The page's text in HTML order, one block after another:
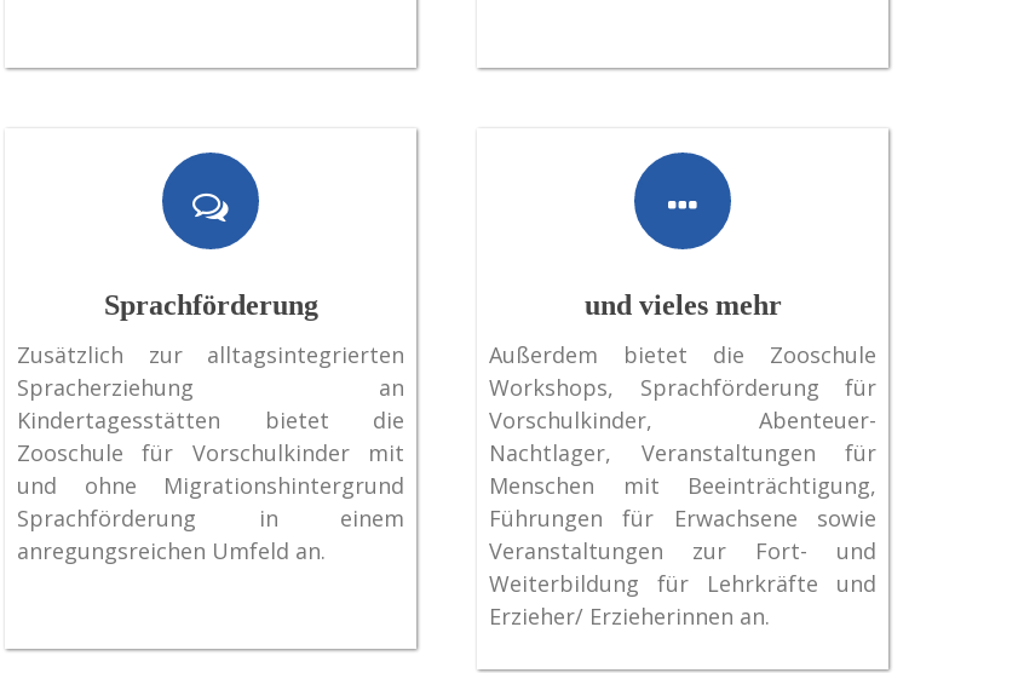
Sprachförderung
Zusätzlich zur alltagsintegrierten
Spracherziehung an
Kindertagesstätten bietet die
Zooschule für Vorschulkinder mit
und ohne Migrationshintergrund
Sprachförderung in einem
anregungsreichen Umfeld an.
und vieles mehr
Außerdem bietet die Zooschule
Workshops, Sprachförderung für
Vorschulkinder, Abenteuer-
Nachtlager, Veranstaltungen für
Menschen mit Beeinträchtigung,
Führungen für Erwachsene sowie
Veranstaltungen zur Fort- und
Weiterbildung für Lehrkräfte und
Erzieher/ Erzieherinnen an.